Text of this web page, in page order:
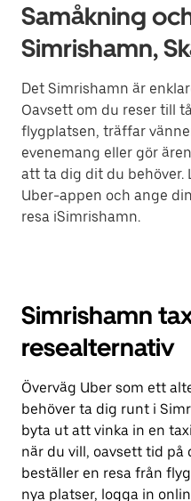
Samåkning
Simrishamn,
Det Simrishamn är
Oavsett om du reser till
flygplatsen, träffar
evenemang eller gör
att ta dig dit du behöver.
Uber-appen och ange
resa iSimrishamn.
Simrishamn
resealternativ
Överväg Uber som ett
behöver ta dig runt i
byta ut att vinka in en
när du vill, oavsett tid på
beställer en resa från
nya platser, logga in